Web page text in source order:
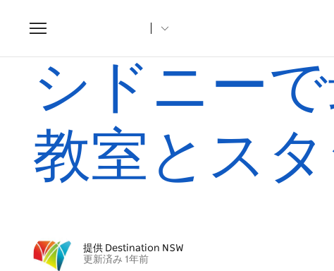
Toggle
navigation
シドニー
教室とス
提供 Destination NSW
更新済み 1年前